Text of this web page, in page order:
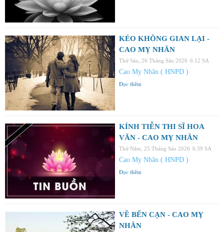
KÉO KHÔNG GIAN LẠI -
CAO MỴ NHÂN
Thứ Sáu, 26 Tháng Sáu 2026 6:12 SA
Cao Mỵ Nhân ( HNPD )
Đọc thêm
KÍNH TIỄN THI SĨ HOA
VĂN - CAO MỴ NHÂN
Thứ Năm, 25 Tháng Sáu 2026 6:39 SA
Cao Mỵ Nhân ( HNPD )
Đọc thêm
VỀ BẾN CẠN - CAO MỴ
NHÂN